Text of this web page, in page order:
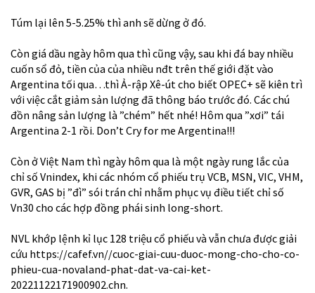
Túm lại lên 5-5.25% thì anh sẽ dừng ở đó.
Còn giá dầu ngày hôm qua thì cũng vậy, sau khi đá bay nhiều
cuốn sổ đỏ, tiền của của nhiều nđt trên thế giới đặt vào
Argentina tối qua…thì Ả-rập Xê-út cho biết OPEC+ sẽ kiên trì
với việc cắt giảm sản lượng đã thông báo trước đó. Các chú
đồn nâng sản lượng là ”chém” hết nhé! Hôm qua ”xơi” tái
Argentina 2-1 rồi. Don’t Cry for me Argentina!!!
Còn ở Việt Nam thì ngày hôm qua là một ngày rung lắc của
chỉ số Vnindex, khi các nhóm cổ phiếu trụ VCB, MSN, VIC, VHM,
GVR, GAS bị ”đì” sói trán chỉ nhằm phục vụ điều tiết chỉ số
Vn30 cho các hợp đồng phái sinh long-short.
NVL khớp lệnh kỉ lục 128 triệu cổ phiếu và vẫn chưa được giải
cứu https://cafef.vn//cuoc-giai-cuu-duoc-mong-cho-cho-co-
phieu-cua-novaland-phat-dat-va-cai-ket-
20221122171900902.chn.